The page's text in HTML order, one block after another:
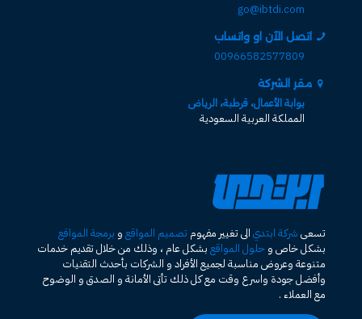
go@ibtdi.com
اتصل الآن او واتساب
00966582577809
مقر الشركة
بوابة الأعمال، قرطبة، الرياض
المملكة العربية السعودية
تسعى شركة ابتدي الى تغيير مفهوم تصميم المواقع و برمجة المواقع
بشكل خاص و حلول المواقع بشكل عام ، وذلك من خلال تقديم خدمات
متنوعة وعروض مناسبة لجميع الأفراد و الشركات بأحدث التقنيات
وأفضل جودة واسرع وقت مع كل ذلك تأتى الأمانة و الصدق و الوضوح
مع العملاء .